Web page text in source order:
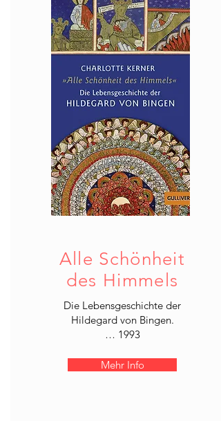
Alle Schönheit
des Himmels
Die Lebensgeschichte der
Hildegard von Bingen.
… 1993
Mehr Info